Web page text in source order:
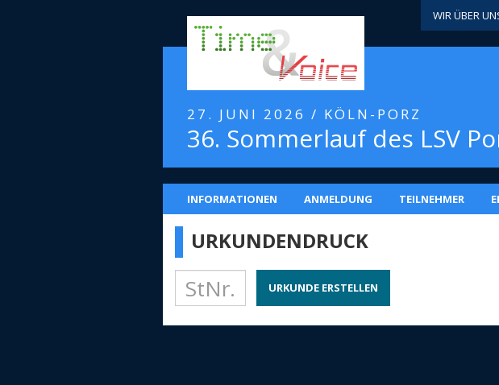
WIR ÜBER
27. JUNI 2026 / KÖLN-PORZ
36. Sommerlauf des LSV
INFORMATIONEN ANMELDUNG TEILNEHMER
URKUNDENDRUCK
URKUNDE ERSTELLEN